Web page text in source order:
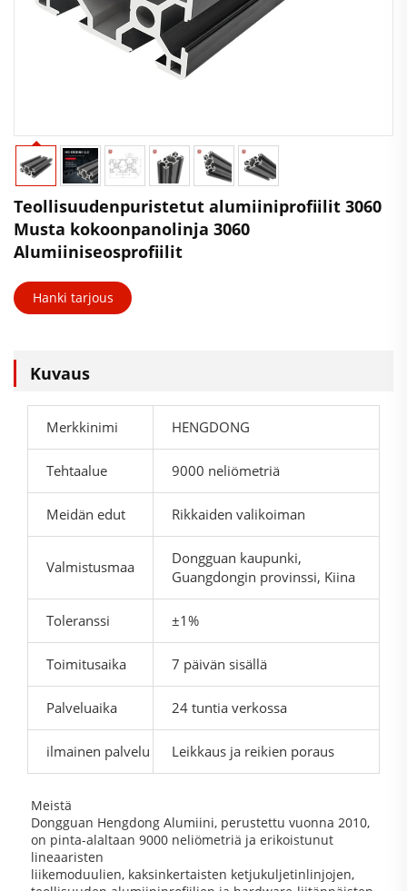
Teollisuudenpuristetut alumiiniprofiilit 3060
Musta kokoonpanolinja 3060
Alumiiniseosprofiilit
Hanki tarjous
Kuvaus
Merkkinimi HENGDONG
Tehtaalue 9000 neliömetriä
Meidän edut Rikkaiden valikoiman
Valmistusmaa
Dongguan kaupunki,
Guangdongin provinssi, Kiina
Toleranssi ±1%
Toimitusaika 7 päivän sisällä
Palveluaika 24 tuntia verkossa
ilmainen palvelu Leikkaus ja reikien poraus
Meistä
Dongguan Hengdong Alumiini, perustettu vuonna 2010,
on pinta-alaltaan 9000 neliömetriä ja erikoistunut
lineaaristen
liikemoduulien, kaksinkertaisten ketjukuljetinlinjojen,